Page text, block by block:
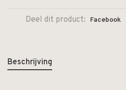
Deel dit product: Facebook
Beschrijving